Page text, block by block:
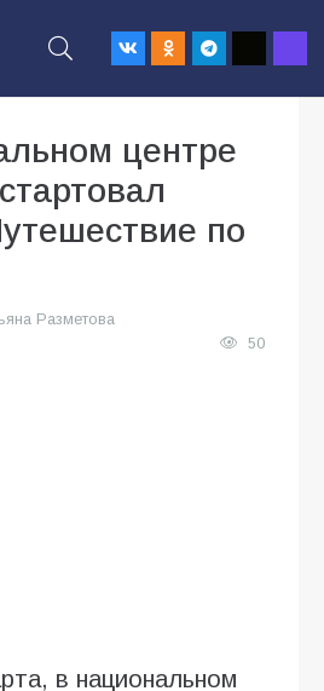
центре
по
Разметова
50
в национальном